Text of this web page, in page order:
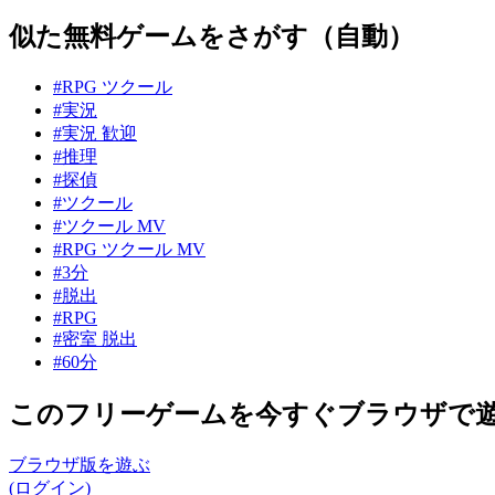
似た無料ゲームをさがす（自動）
#RPG ツクール
#実況
#実況 歓迎
#推理
#探偵
#ツクール
#ツクール MV
#RPG ツクール MV
#3分
#脱出
#RPG
#密室 脱出
#60分
このフリーゲームを今すぐブラウザで
ブラウザ版を遊ぶ
(ログイン)